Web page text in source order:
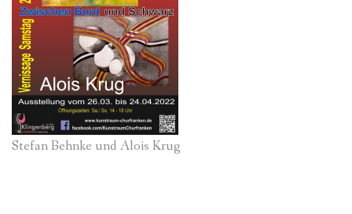
Stefan Behnke und Alois Krug